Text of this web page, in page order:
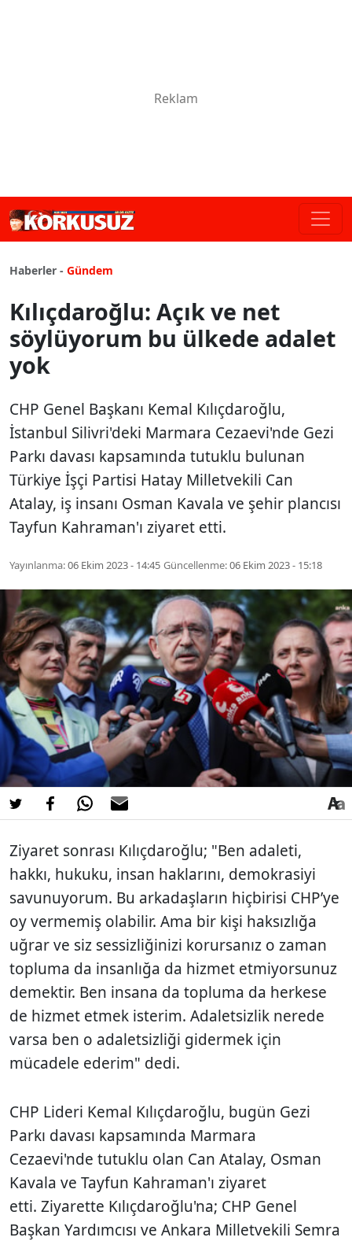
Haberler - Gündem
Kılıçdaroğlu: Açık ve net
söylüyorum bu ülkede adalet
yok
CHP Genel Başkanı Kemal Kılıçdaroğlu,
İstanbul Silivri'deki Marmara Cezaevi'nde Gezi
Parkı davası kapsamında tutuklu bulunan
Türkiye İşçi Partisi Hatay Milletvekili Can
Atalay, iş insanı Osman Kavala ve şehir plancısı
Tayfun Kahraman'ı ziyaret etti.
Yayınlanma:06 Ekim 2023 - 14:45 Güncellenme:06 Ekim 2023 - 15:18
Ziyaret sonrası Kılıçdaroğlu; "Ben adaleti,
hakkı, hukuku, insan haklarını, demokrasiyi
savunuyorum. Bu arkadaşların hiçbirisi CHP’ye
oy vermemiş olabilir. Ama bir kişi haksızlığa
uğrar ve siz sessizliğinizi korursanız o zaman
topluma da insanlığa da hizmet etmiyorsunuz
demektir. Ben insana da topluma da herkese
de hizmet etmek isterim. Adaletsizlik nerede
varsa ben o adaletsizliği gidermek için
mücadele ederim" dedi.
CHP Lideri Kemal Kılıçdaroğlu, bugün Gezi
Parkı davası kapsamında Marmara
Cezaevi'nde tutuklu olan Can Atalay, Osman
Kavala ve Tayfun Kahraman'ı ziyaret
etti. Ziyarette Kılıçdaroğlu'na; CHP Genel
Başkan Yardımcısı ve Ankara Milletvekili Semra